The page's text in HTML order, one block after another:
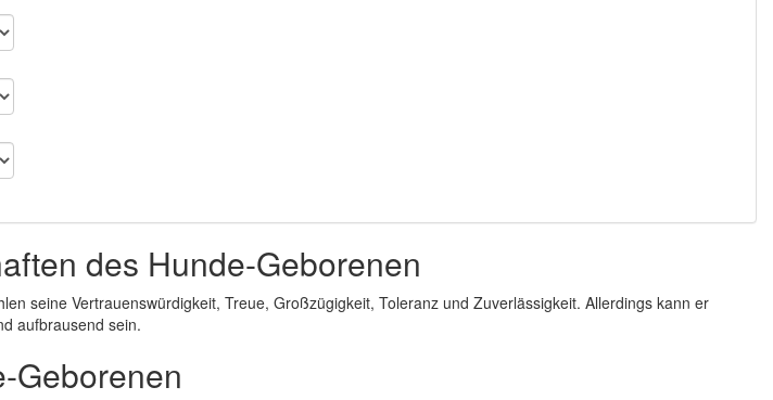
des Hunde-Geborenen
seine Vertrauenswürdigkeit, Treue, Großzügigkeit, Toleranz und Zuverlässigkeit. Allerdings kann er
aufbrausend sein.
Geborenen